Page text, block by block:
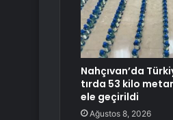
Nahçıvan’da
tırda 53 kilo
ele geçirildi
Ağustos 8, 2026